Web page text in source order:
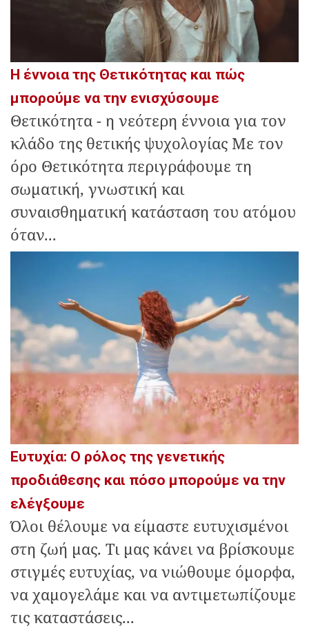
Η έννοια της Θετικότητας και πώς
μπορούμε να την ενισχύσουμε
Θετικότητα - η νεότερη έννοια για τον
κλάδο της θετικής ψυχολογίας Με τον
όρο Θετικότητα περιγράφουμε τη
σωματική, γνωστική και
συναισθηματική κατάσταση του ατόμου
όταν...
Ευτυχία: Ο ρόλος της γενετικής
προδιάθεσης και πόσο μπορούμε να την
ελέγξουμε
Όλοι θέλουμε να είμαστε ευτυχισμένοι
στη ζωή μας. Τι μας κάνει να βρίσκουμε
στιγμές ευτυχίας, να νιώθουμε όμορφα,
να χαμογελάμε και να αντιμετωπίζουμε
τις καταστάσεις...